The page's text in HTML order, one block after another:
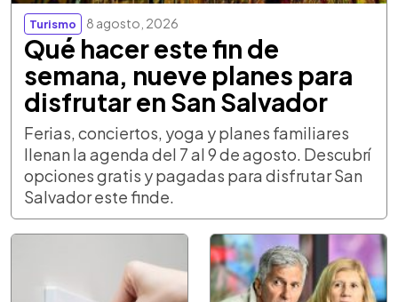
Turismo 8 agosto, 2026
Qué hacer este fin de
semana, nueve planes para
disfrutar en San Salvador
Ferias, conciertos, yoga y planes familiares
llenan la agenda del 7 al 9 de agosto. Descubrí
opciones gratis y pagadas para disfrutar San
Salvador este finde.